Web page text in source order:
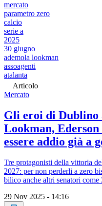
mercato
parametro zero
calcio
serie a
2025
30 giugno
ademola lookman
assoagenti
atalanta
Articolo
Mercato
Gli eroi di Dublino
Lookman, Ederson
essere addio già a
Tre protagonisti della vittoria
2027: per non perderli a zero
bilico anche altri senatori
29 Nov 2025 - 14:16